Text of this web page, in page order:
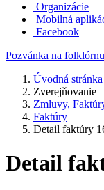
Organizácie
Mobilná
Facebook
Pozvánka na
Úvodná stránka
Zverejňovanie
Zmluvy,
Faktúry
Detail faktúry
Detail